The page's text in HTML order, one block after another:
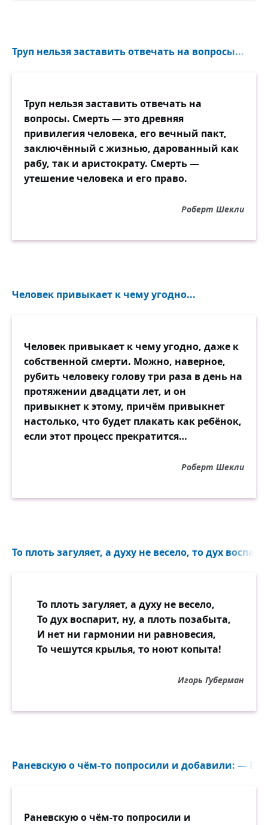
Труп нельзя заставить отвечать на вопросы...
Труп нельзя заставить отвечать на
вопросы. Смерть — это древняя
привилегия человека, его вечный пакт,
заключённый с жизнью, дарованный как
рабу, так и аристократу. Смерть —
утешение человека и его право.
Роберт Шекли
Человек привыкает к чему угодно...
Человек привыкает к чему угодно, даже к
собственной смерти. Можно, наверное,
рубить человеку голову три раза в день на
протяжении двадцати лет, и он
привыкнет к этому, причём привыкнет
настолько, что будет плакать как ребёнок,
если этот процесс прекратится…
Роберт Шекли
То плоть загуляет, а духу не весело, то дух
То плоть загуляет, а духу не весело,
То дух воспарит, ну, а плоть позабыта,
И нет ни гармонии ни равновесия,
То чешутся крылья, то ноют копыта!
Игорь Губерман
Раневскую о чём-то попросили и добавили: — Вы
Раневскую о чём-то попросили и